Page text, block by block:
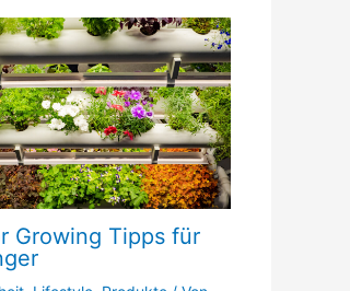
Growing Tipps für